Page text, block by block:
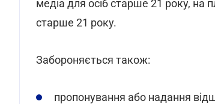
медіа для осіб старше 21 року, на
старше 21 року.
Забороняється також:
пропонування або надання